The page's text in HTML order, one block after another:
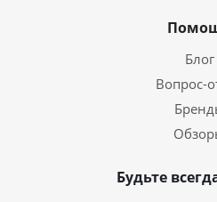
Блог
Вопрос-
Будьте